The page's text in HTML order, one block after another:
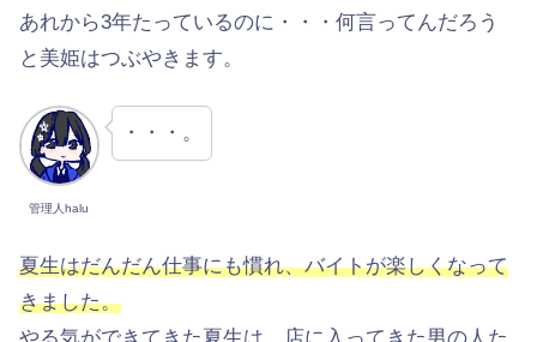
あれから3年たっているのに・・・何言ってんだろう
と美姫はつぶやきます。
管理人halu
・・・。
夏生はだんだん仕事にも慣れ、バイトが楽しくなって
きました。
やる気ができてきた夏生は、店に入ってきた男の人た